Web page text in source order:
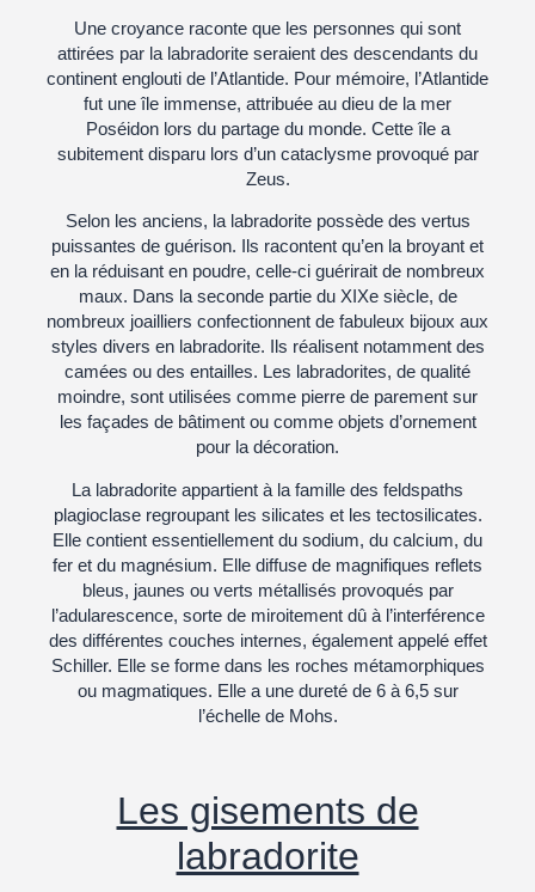
Une croyance raconte que les personnes qui sont
attirées par la labradorite seraient des descendants du
continent englouti de l’Atlantide. Pour mémoire, l’Atlantide
fut une île immense, attribuée au dieu de la mer
Poséidon lors du partage du monde. Cette île a
subitement disparu lors d’un cataclysme provoqué par
Zeus.
Selon les anciens, la labradorite possède des vertus
puissantes de guérison. Ils racontent qu’en la broyant et
en la réduisant en poudre, celle-ci guérirait de nombreux
maux. Dans la seconde partie du XIXe siècle, de
nombreux joailliers confectionnent de fabuleux bijoux aux
styles divers en labradorite. Ils réalisent notamment des
camées ou des entailles. Les labradorites, de qualité
moindre, sont utilisées comme pierre de parement sur
les façades de bâtiment ou comme objets d’ornement
pour la décoration.
La labradorite appartient à la famille des feldspaths
plagioclase regroupant les silicates et les tectosilicates.
Elle contient essentiellement du sodium, du calcium, du
fer et du magnésium. Elle diffuse de magnifiques reflets
bleus, jaunes ou verts métallisés provoqués par
l’adularescence, sorte de miroitement dû à l’interférence
des différentes couches internes, également appelé effet
Schiller. Elle se forme dans les roches métamorphiques
ou magmatiques. Elle a une dureté de 6 à 6,5 sur
l’échelle de Mohs.
Les gisements de
labradorite